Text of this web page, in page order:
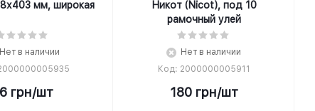
мм, широкая
Нет в наличии
грн/шт
Никот (Nicot), под 10
рамочный улей
Нет в наличии
Код: 2000000005911
180грн/шт